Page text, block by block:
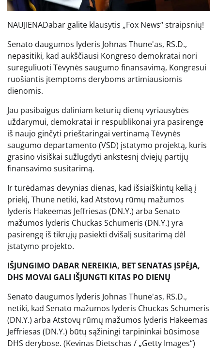
NAUJIENADabar galite klausytis „Fox News“ straipsnių!
Senato daugumos lyderis Johnas Thune'as, RS.D.,
nepasitiki, kad aukščiausi Kongreso demokratai nori
sureguliuoti Tėvynės saugumo finansavimą, Kongresui
ruošiantis įtemptoms deryboms artimiausiomis
dienomis.
Jau pasibaigus daliniam keturių dienų vyriausybės
uždarymui, demokratai ir respublikonai yra pasirengę
iš naujo ginčyti prieštaringai vertinamą Tėvynės
saugumo departamento (VSD) įstatymo projektą, kuris
grasino visiškai sužlugdyti ankstesnį dviejų partijų
finansavimo susitarimą.
Ir turėdamas devynias dienas, kad išsiaiškintų kelią į
priekį, Thune netiki, kad Atstovų rūmų mažumos
lyderis Hakeemas Jeffriesas (DN.Y.) arba Senato
mažumos lyderis Chuckas Schumeris (DN.Y.) yra
pasirengę iš tikrųjų pasiekti dvišalį susitarimą dėl
įstatymo projekto.
IŠJUNGIMO DABAR NEREIKIA, BET SENATAS ĮSPĖJA,
DHS MOVAI GALI IŠJUNGTI KITAS PO DIENŲ
Senato daugumos lyderis Johnas Thune'as, RS.D.,
netiki, kad Senato mažumos lyderis Chuckas Schumeris
(DN.Y.) arba Atstovų rūmų mažumos lyderis Hakeemas
Jeffriesas (DN.Y.) būtų sąžiningi tarpininkai būsimose
DHS derybose. (Kevinas Dietschas / „Getty Images“)